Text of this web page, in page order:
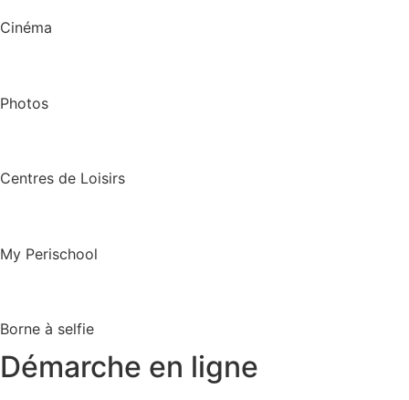
Cinéma
Photos
Centres de Loisirs
My Perischool
Borne à selfie
Démarche en ligne